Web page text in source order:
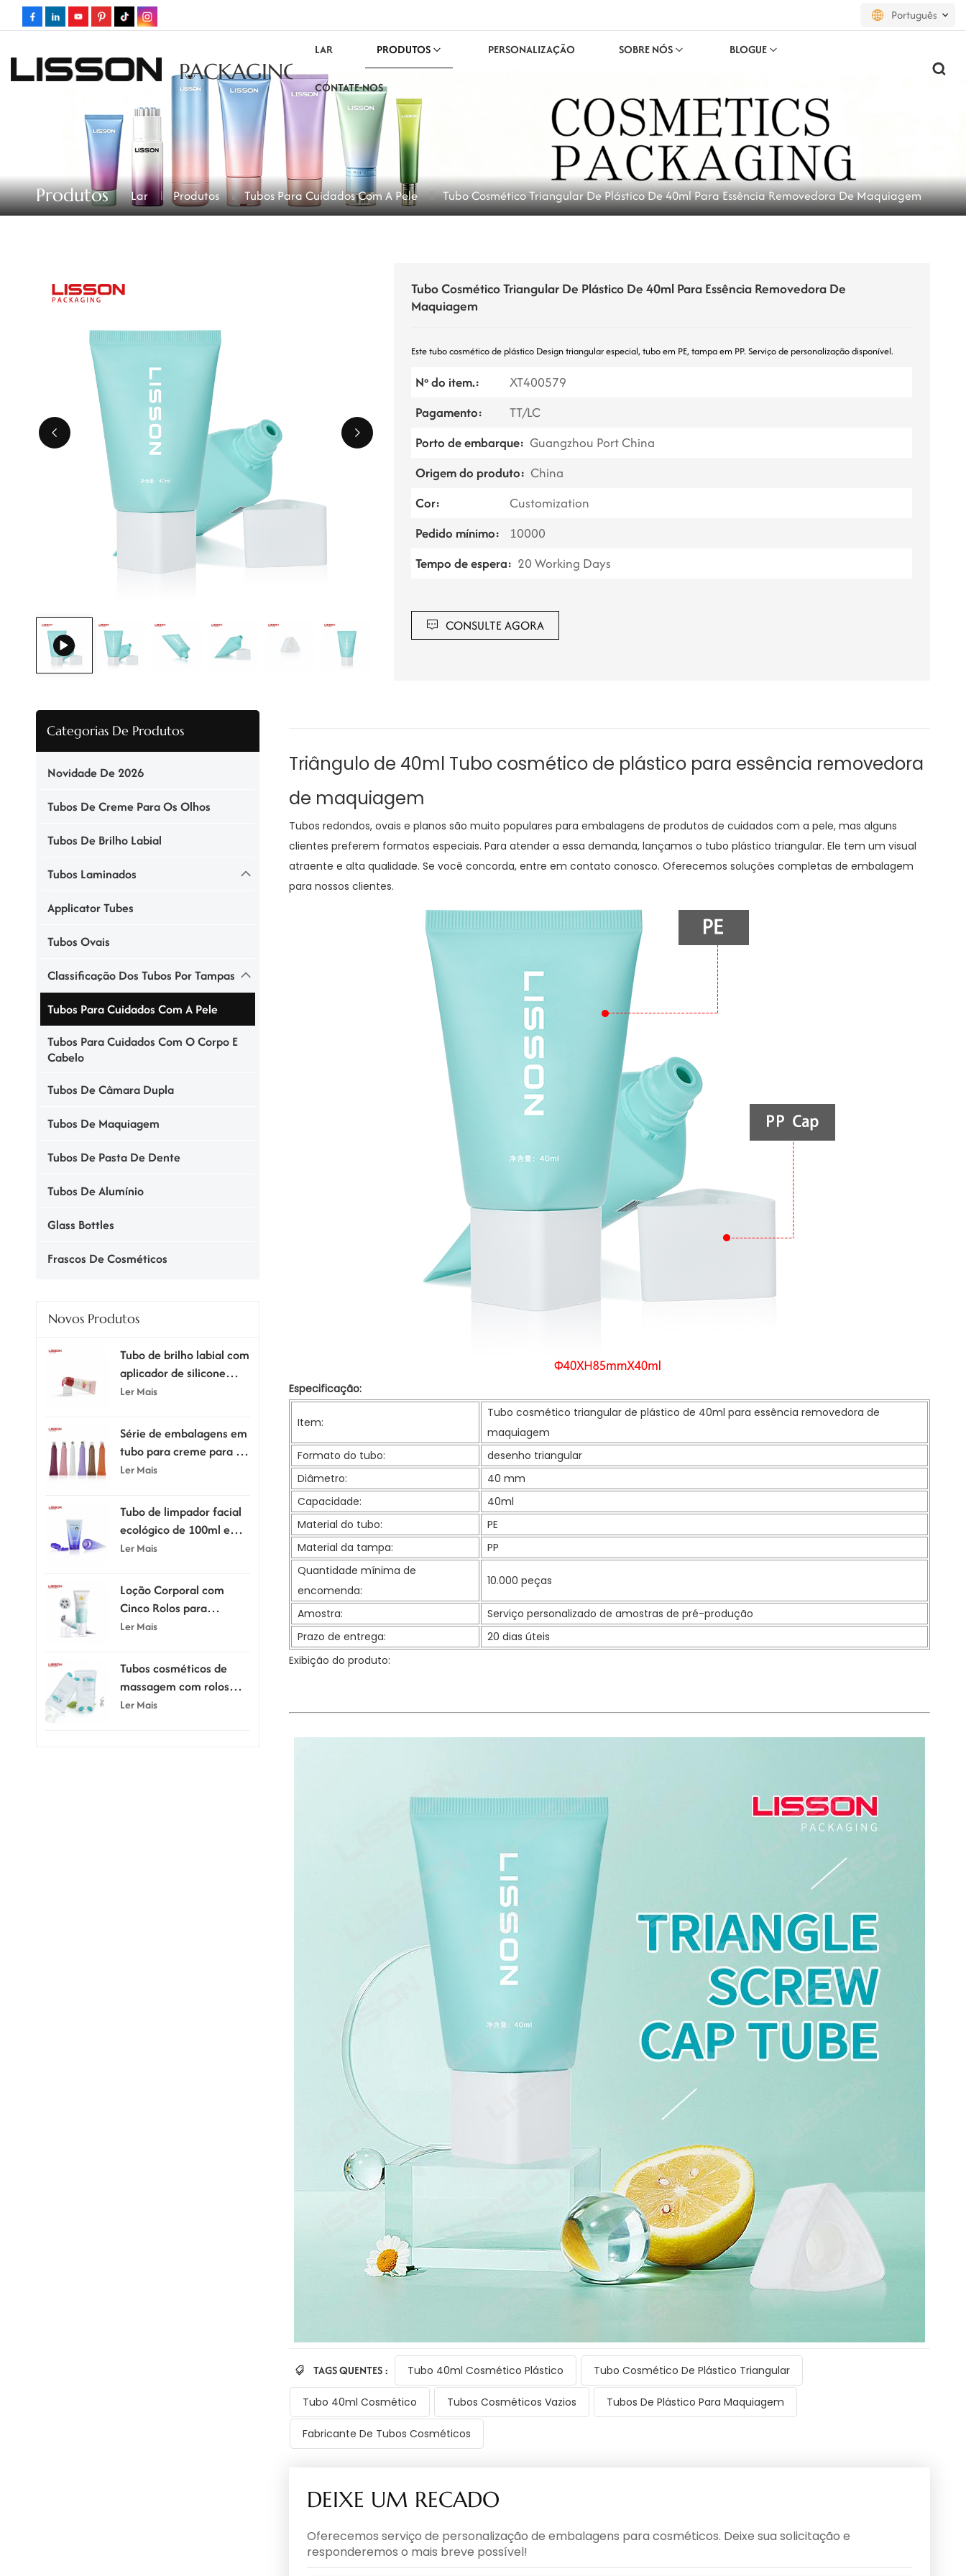
Português
русский
español
português
PACKAGING
LAR PRODUTOS PERSONALIZAÇÃO SOBRE NÓS BLOGUE
CONTATE-NOS
Produtos Lar Produtos Tubos Para Cuidados Com A Pele Tubo Cosmético Triangular De Plástico De 40ml Para Essência Removedora De Maquiagem
Tubo Cosmético Triangular De Plástico De 40ml Para Essência Removedora De
Maquiagem
Este tubo cosmético de plástico Design triangular especial, tubo em PE, tampa em PP. Serviço de personalização disponível.
Nº do item.:
XT400579
Pagamento:
TT/LC
Porto de embarque: Guangzhou Port China
Origem do produto: China
Cor:
Customization
Pedido mínimo:
10000
Tempo de espera: 20 Working Days
CONSULTE AGORA
Categorias De Produtos
Novidade De 2026
Tubos De Creme Para Os Olhos
Tubos De Brilho Labial
Tubos Laminados
Applicator Tubes
Tubos Ovais
Classificação Dos Tubos Por Tampas
Tubos Para Cuidados Com A Pele
Tubos Para Cuidados Com O Corpo E
Cabelo
Tubos De Câmara Dupla
Tubos De Maquiagem
Tubos De Pasta De Dente
Tubos De Alumínio
Glass Bottles
Frascos De Cosméticos
Novos Produtos
Tubo de brilho labial com
aplicador de silicone
supermacio
Ler Mais
Série de embalagens em
tubo para creme para os
olhos com aplicador.
Ler Mais
Tubo de limpador facial
ecológico de 100ml e
120ml com tampa flip-
Ler Mais
Loção Corporal com
Cinco Rolos para
Massagem e Raspagem,
Ler Mais
Tubos cosméticos de
massagem com rolos
duplos de silicone de
Ler Mais
Triângulo de 40ml Tubo cosmético de plástico para essência removedora
de maquiagem
Tubos redondos, ovais e planos são muito populares para embalagens de produtos de cuidados com a pele, mas alguns
clientes preferem formatos especiais. Para atender a essa demanda, lançamos o tubo plástico triangular. Ele tem um visual
atraente e alta qualidade. Se você concorda, entre em contato conosco. Oferecemos soluções completas de embalagem
para nossos clientes.
Especificação:
Item:
Tubo cosmético triangular de plástico de 40ml para essência removedora de
maquiagem
Formato do tubo:
desenho triangular
Diâmetro:
40 mm
Capacidade:
40ml
Material do tubo:
PE
Material da tampa:
PP
Quantidade mínima de
encomenda:
10.000 peças
Amostra:
Serviço personalizado de amostras de pré-produção
Prazo de entrega:
20 dias úteis
Exibição do produto:
TAGS QUENTES : Tubo 40ml Cosmético Plástico Tubo Cosmético De Plástico Triangular
Tubo 40ml Cosmético Tubos Cosméticos Vazios Tubos De Plástico Para Maquiagem
Fabricante De Tubos Cosméticos
DEIXE UM RECADO
Oferecemos serviço de personalização de embalagens para cosméticos. Deixe sua solicitação e
responderemos o mais breve possível!